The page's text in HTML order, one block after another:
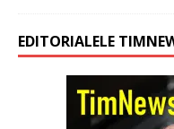
EDITORIALELE